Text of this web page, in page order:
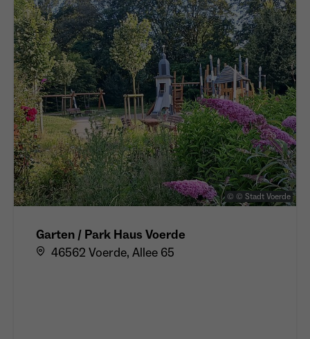
Anbieter Meta Platforms Inc. (Facebook)
Laufzeit 4 Monate
Zweck
- Wiedererkennung von Nutzern zwischen
Websites - Ausspielung personalisierter
Werbung - Messung von Conversions aus
Facebook-/Instagram-Werbung
© © Stadt Voerde
Garten / Park Haus Voerde
46562 Voerde, Allee 65